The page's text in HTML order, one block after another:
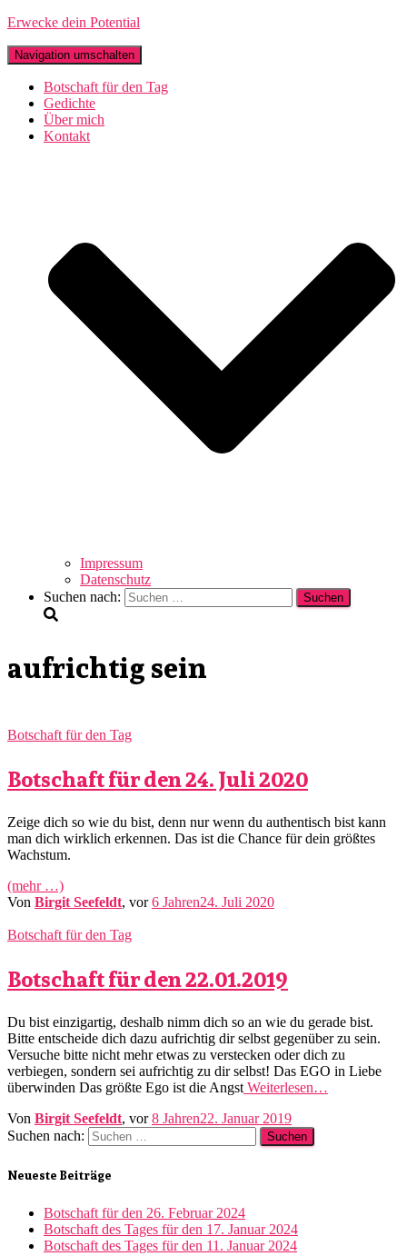
Erwecke dein Potential
Navigation umschalten
Botschaft für den Tag
Gedichte
Über mich
Kontakt
Impressum
Datenschutz
Suchen nach:
aufrichtig sein
Botschaft für den Tag
Botschaft für den 24. Juli 2020
Zeige dich so wie du bist, denn nur wenn du authentisch bist kann
man dich wirklich erkennen. Das ist die Chance für dein größtes
Wachstum.
(mehr …)
Von Birgit Seefeldt, vor6 Jahren24. Juli 2020
Botschaft für den Tag
Botschaft für den 22.01.2019
Du bist einzigartig, deshalb nimm dich so an wie du gerade bist.
Bitte entscheide dich dazu aufrichtig dir selbst gegenüber zu sein.
Versuche bitte nicht mehr etwas zu verstecken oder dich zu
verbiegen, sondern sei aufrichtig zu dir selbst! Das EGO in Liebe
überwinden Das größte Ego ist die Angst Weiterlesen…
Von Birgit Seefeldt, vor8 Jahren22. Januar 2019
Suchen nach:
Neueste Beiträge
Botschaft für den 26. Februar 2024
Botschaft des Tages für den 17. Januar 2024
Botschaft des Tages für den 11. Januar 2024